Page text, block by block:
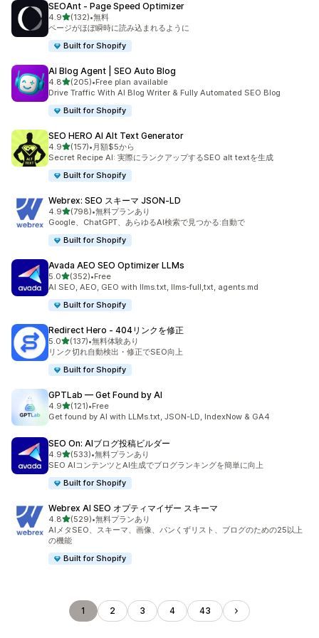
SEOAnt ‑ Page Speed Optimizer
4.95つ星中
(132)
合計レビュー数：132件
•無料
ページがほぼ瞬時に読み込まれるように
Built for Shopify
AI Blog Agent | SEO Auto Blog
4.85つ星中
(205)
合計レビュー数：205件
•Free plan available
Drive Traffic With AI Blog Writer & Fully Automated SEO Blog
Built for Shopify
SEO HERO AI Alt Text Generator
4.95つ星中
(157)
合計レビュー数：157件
• 月額$5から
Secret Recipe AI: 実際にランクアップするSEO alt textを生成
Built for Shopify
Webrex: SEO スキーマ JSON‑LD
4.95つ星中
(798)
合計レビュー数：798件
•無料プランあり
Google、ChatGPT、あらゆるAI検索で見つかる:自動で
Built for Shopify
Avada AEO SEO Optimizer LLMs
5.05つ星中
(352)
合計レビュー数：352件
•Free
AI SEO, AEO, GEO with llms.txt, llms-full,txt, agents.md
Built for Shopify
Redirect Hero ‑ 404リンクを修正
5.05つ星中
(137)
合計レビュー数：137件
•無料体験あり
リンク切れ自動検出・修正でSEO向上
Built for Shopify
GPTLab — Get Found by AI
4.95つ星中
(121)
合計レビュー数：121件
•Free
Get found by AI with LLMs.txt, JSON-LD, IndexNow & GA4
SEO On: AIブログ投稿ビルダー
4.95つ星中
(533)
合計レビュー数：533件
•無料プランあり
SEO AIコンテンツとAI生成でブログランキングを簡単に向上
Built for Shopify
Webrex AI SEO オプティマイザー スキーマ
4.85つ星中
(529)
合計レビュー数：529件
•無料プランあり
AIメタSEO、スキーマ、画像、パンくずリスト、ブログのための25以上
の機能
Built for Shopify
1 2 3 4 43